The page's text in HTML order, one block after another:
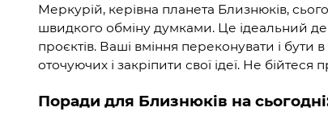
Меркурій, керівна планета Близнюків,
швидкого обміну думками. Це ідеальний
проєктів. Ваші вміння переконувати і
оточуючих і закріпити свої ідеї. Не бійтеся
Поради для Близнюків на